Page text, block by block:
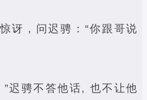
讶，问迟骋：“你跟哥说
”迟骋不答他话, 也不让他